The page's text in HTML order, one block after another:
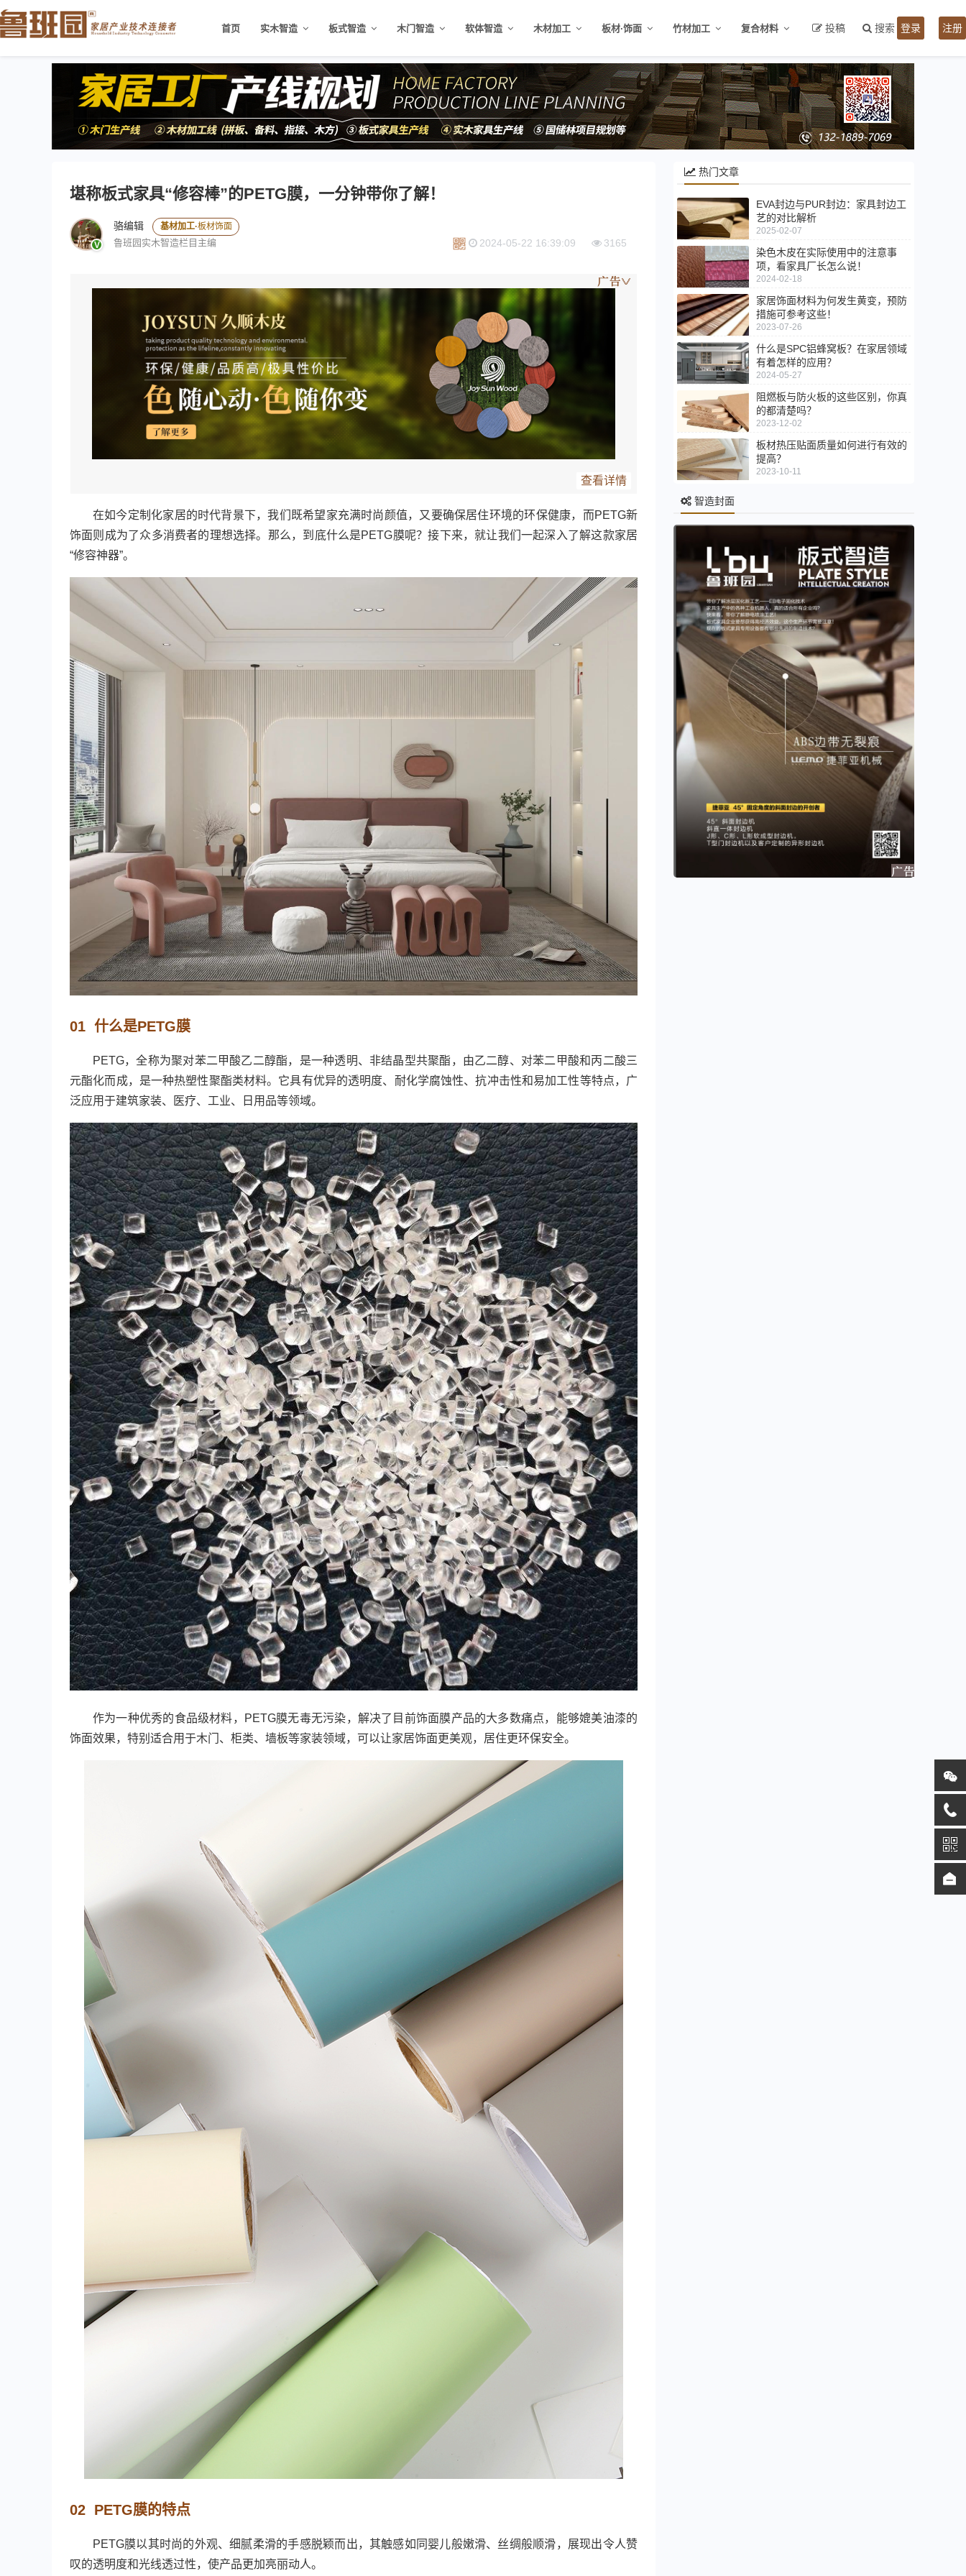
首页 实木智造 板式智造 木门智造 软体智造 木材加工 板材·饰面 竹材加工 复合材料 投稿 搜索 登录 注册
堪称板式家具“修容棒”的PETG膜，一分钟带你了解！
V
骆编辑 基材加工·板材饰面
鲁班园实木智造栏目主编 2024-05-22 16:39:09 3165
查看详情
在如今定制化家居的时代背景下，我们既希望家充满时尚颜值，又要确保居住环境的环保健康，而PETG新
饰面则成为了众多消费者的理想选择。那么，到底什么是PETG膜呢？接下来，就让我们一起深入了解这款家居
“修容神器”。
01 什么是PETG膜
PETG，全称为聚对苯二甲酸乙二醇酯，是一种透明、非结晶型共聚酯，由乙二醇、对苯二甲酸和丙二酸三
元酯化而成，是一种热塑性聚酯类材料。它具有优异的透明度、耐化学腐蚀性、抗冲击性和易加工性等特点，广
泛应用于建筑家装、医疗、工业、日用品等领域。
作为一种优秀的食品级材料，PETG膜无毒无污染，解决了目前饰面膜产品的大多数痛点，能够媲美油漆的
饰面效果，特别适合用于木门、柜类、墙板等家装领域，可以让家居饰面更美观，居住更环保安全。
02 PETG膜的特点
PETG膜以其时尚的外观、细腻柔滑的手感脱颖而出，其触感如同婴儿般嫩滑、丝绸般顺滑，展现出令人赞
叹的透明度和光线透过性，使产品更加亮丽动人。
热门文章
EVA封边与PUR封边：家具封边工
艺的对比解析
2025-02-07
染色木皮在实际使用中的注意事
项，看家具厂长怎么说！
2024-02-18
家居饰面材料为何发生黄变，预防
措施可参考这些！
2023-07-26
什么是SPC铝蜂窝板？在家居领域
有着怎样的应用？
2024-05-27
阻燃板与防火板的这些区别，你真
的都清楚吗？
2023-12-02
板材热压贴面质量如何进行有效的
提高？
2023-10-11
智造封面